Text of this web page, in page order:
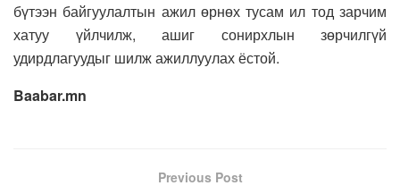
бүтээн байгуулалтын ажил өрнөх тусам ил тод зарчим
хатуу үйлчилж, ашиг сонирхлын зөрчилгүй
удирдлагуудыг шилж ажиллуулах ёстой.
Baabar.mn
Previous Post